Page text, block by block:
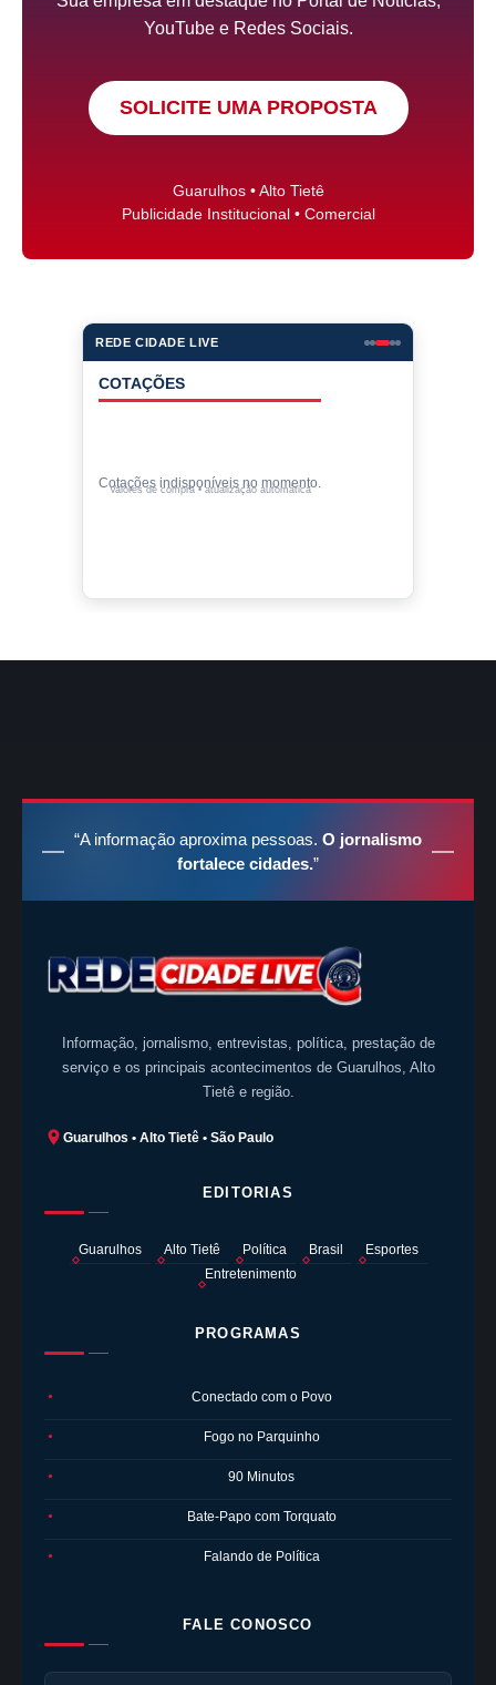
YouTube e Redes Sociais.
SOLICITE UMA PROPOSTA
Guarulhos • Alto Tietê
Publicidade Institucional • Comercial
REDE CIDADE LIVE
COTAÇÕES
Cotações indisponíveis no momento.
Valores de compra • atualização automática
“A informação aproxima pessoas. O jornalismo
fortalece cidades.”
Informação, jornalismo, entrevistas, política, prestação de
serviço e os principais acontecimentos de Guarulhos, Alto
Tietê e região.
Guarulhos • Alto Tietê • São Paulo
EDITORIAS
Guarulhos Alto Tietê Política Brasil
Esportes
Entretenimento
PROGRAMAS
● Conectado com o Povo
● Fogo no Parquinho
● 90 Minutos
● Bate-Papo com Torquato
● Falando de Política
FALE CONOSCO